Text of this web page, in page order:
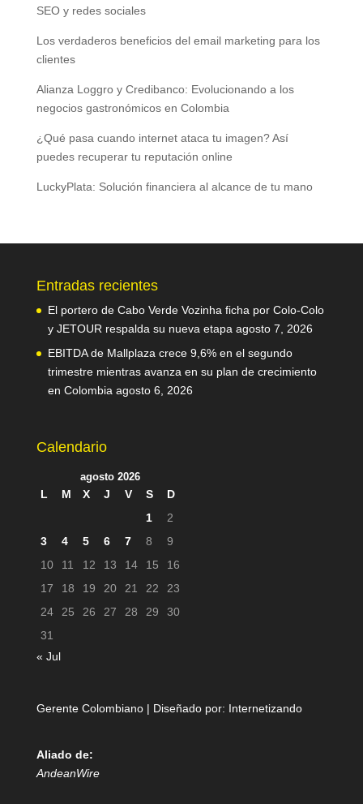
SEO y redes sociales
Los verdaderos beneficios del email marketing para los
clientes
Alianza Loggro y Credibanco: Evolucionando a los
negocios gastronómicos en Colombia
¿Qué pasa cuando internet ataca tu imagen? Así
puedes recuperar tu reputación online
LuckyPlata: Solución financiera al alcance de tu mano
Entradas recientes
El portero de Cabo Verde Vozinha ficha por Colo-Colo
y JETOUR respalda su nueva etapa agosto 7, 2026
EBITDA de Mallplaza crece 9,6% en el segundo
trimestre mientras avanza en su plan de crecimiento
en Colombia agosto 6, 2026
Calendario
agosto 2026
L M X J V S
D
1
2
3
4 5 6 7 8
9
10
11 12 13 14 15
16
17
18 19 20 21 22
23
24
25 26 27 28 29
30
31
« Jul
Gerente Colombiano | Diseñado por: Internetizando
Aliado de:
AndeanWire